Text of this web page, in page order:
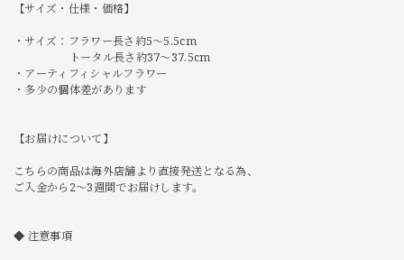
【サイズ・仕様・価格】
・サイズ：フラワー長さ約5〜5.5cm
トータル長さ約37〜37.5cm
・アーティフィシャルフラワー
・多少の個体差があります
【お届けについて】
こちらの商品は海外店舗より直接発送となる為、
ご入金から2〜3週間でお届けします。
◆ 注意事項